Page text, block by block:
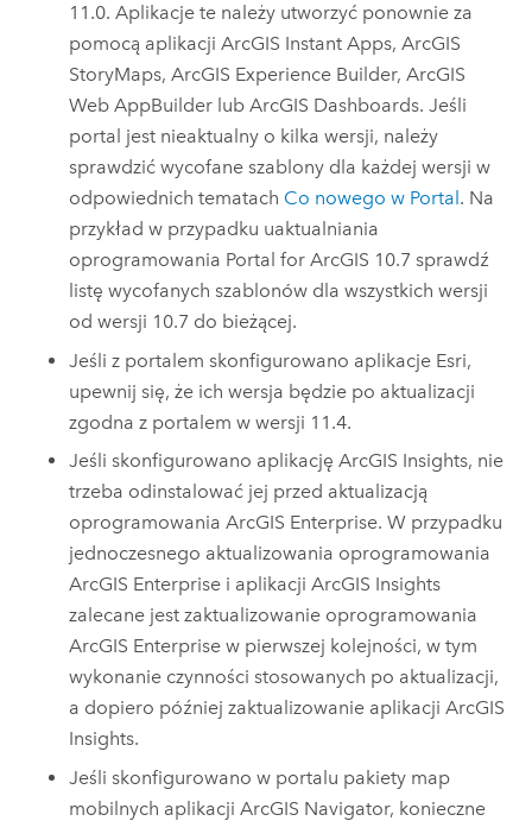
11.0. Aplikacje te należy utworzyć ponownie za
pomocą aplikacjiArcGIS Instant Apps,ArcGIS
StoryMaps,ArcGIS Experience Builder,ArcGIS
Web AppBuilder lubArcGIS Dashboards. Jeśli
portal jest nieaktualny o kilka wersji, należy
sprawdzić wycofane szablony dla każdej wersji w
odpowiednich tematach Co nowego w Portal. Na
przykład w przypadku uaktualniania
oprogramowania Portal for ArcGIS 10.7 sprawdź
listę wycofanych szablonów dla wszystkich wersji
od wersji 10.7 do bieżącej.
Jeśli z portalem skonfigurowano aplikacje Esri,
upewnij się, że ich wersja będzie po aktualizacji
zgodna z portalem w wersji 11.4.
Jeśli skonfigurowano aplikacjęArcGIS Insights, nie
trzeba odinstalować jej przed aktualizacją
oprogramowaniaArcGIS Enterprise. W przypadku
jednoczesnego aktualizowania oprogramowania
ArcGIS Enterprise i aplikacjiArcGIS Insights
zalecane jest zaktualizowanie oprogramowania
ArcGIS Enterprise w pierwszej kolejności, w tym
wykonanie czynności stosowanych po aktualizacji,
a dopiero później zaktualizowanie aplikacjiArcGIS
Insights.
Jeśli skonfigurowano w portalu pakiety map
mobilnych aplikacjiArcGIS Navigator, konieczne